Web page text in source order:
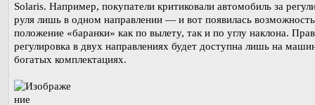
Solaris. Например, покупатели критиковали автомобиль за
руля лишь в одном направлении — и вот появилась
положение «баранки» как по вылету, так и по углу наклона.
регулировка в двух направлениях будет доступна лишь на
богатых комплектациях.